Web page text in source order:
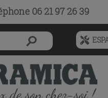
06 21 97 26 39
Menu
de
des